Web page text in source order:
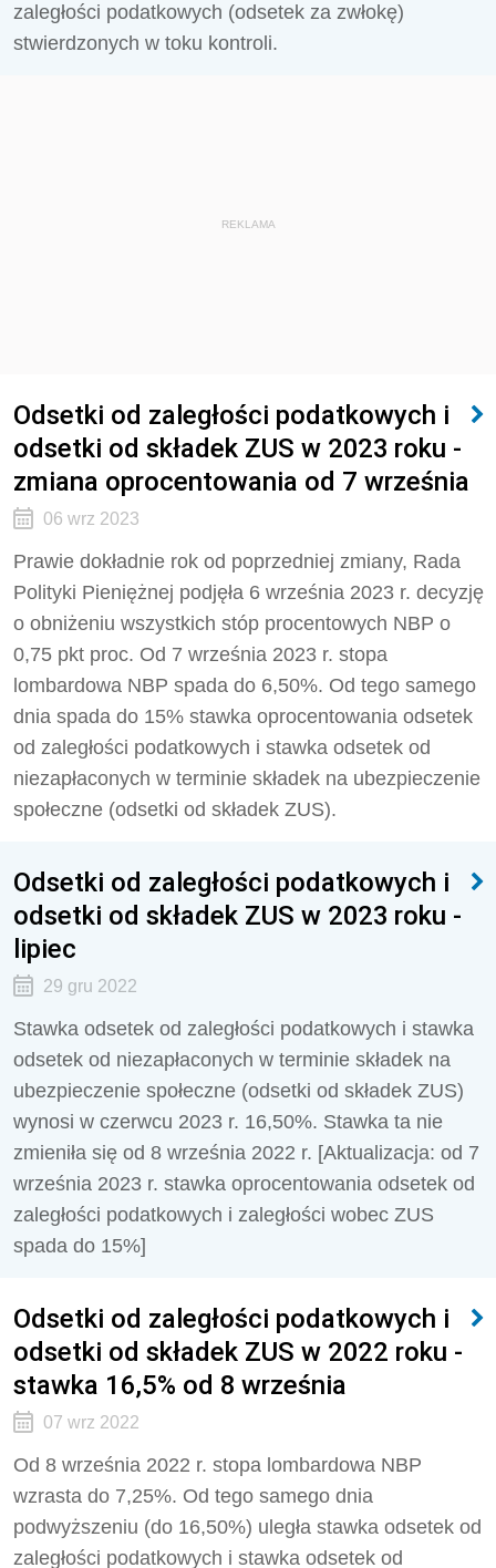
zaległości podatkowych (odsetek za zwłokę)
stwierdzonych w toku kontroli.
REKLAMA
Odsetki od zaległości podatkowych i
odsetki od składek ZUS w 2023 roku -
zmiana oprocentowania od 7 września
06 wrz 2023
Prawie dokładnie rok od poprzedniej zmiany, Rada
Polityki Pieniężnej podjęła 6 września 2023 r. decyzję
o obniżeniu wszystkich stóp procentowych NBP o
0,75 pkt proc. Od 7 września 2023 r. stopa
lombardowa NBP spada do 6,50%. Od tego samego
dnia spada do 15% stawka oprocentowania odsetek
od zaległości podatkowych i stawka odsetek od
niezapłaconych w terminie składek na ubezpieczenie
społeczne (odsetki od składek ZUS).
Odsetki od zaległości podatkowych i
odsetki od składek ZUS w 2023 roku -
lipiec
29 gru 2022
Stawka odsetek od zaległości podatkowych i stawka
odsetek od niezapłaconych w terminie składek na
ubezpieczenie społeczne (odsetki od składek ZUS)
wynosi w czerwcu 2023 r. 16,50%. Stawka ta nie
zmieniła się od 8 września 2022 r. [Aktualizacja: od 7
września 2023 r. stawka oprocentowania odsetek od
zaległości podatkowych i zaległości wobec ZUS
spada do 15%]
Odsetki od zaległości podatkowych i
odsetki od składek ZUS w 2022 roku -
stawka 16,5% od 8 września
07 wrz 2022
Od 8 września 2022 r. stopa lombardowa NBP
wzrasta do 7,25%. Od tego samego dnia
podwyższeniu (do 16,50%) uległa stawka odsetek od
zaległości podatkowych i stawka odsetek od